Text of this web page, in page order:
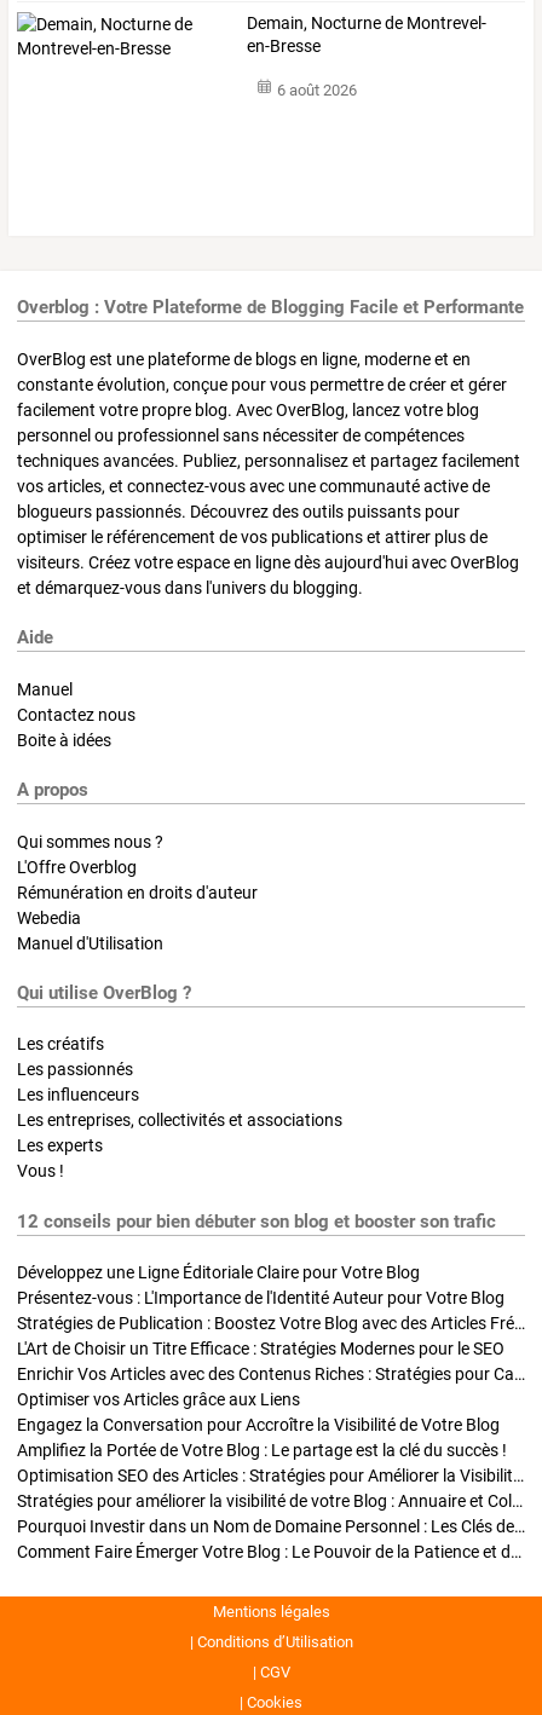
Demain, Nocturne de Montrevel-
en-Bresse
6 août 2026
Overblog : Votre Plateforme de Blogging Facile et Performante
OverBlog est une plateforme de blogs en ligne, moderne et en
constante évolution, conçue pour vous permettre de créer et gérer
facilement votre propre blog. Avec OverBlog, lancez votre blog
personnel ou professionnel sans nécessiter de compétences
techniques avancées. Publiez, personnalisez et partagez facilement
vos articles, et connectez-vous avec une communauté active de
blogueurs passionnés. Découvrez des outils puissants pour
optimiser le référencement de vos publications et attirer plus de
visiteurs. Créez votre espace en ligne dès aujourd'hui avec OverBlog
et démarquez-vous dans l'univers du blogging.
Aide
Manuel
Contactez nous
Boite à idées
A propos
Qui sommes nous ?
L'Offre Overblog
Rémunération en droits d'auteur
Webedia
Manuel d'Utilisation
Qui utilise OverBlog ?
Les créatifs
Les passionnés
Les influenceurs
Les entreprises, collectivités et associations
Les experts
Vous !
12 conseils pour bien débuter son blog et booster son trafic
Développez une Ligne Éditoriale Claire pour Votre Blog
Présentez-vous : L'Importance de l'Identité Auteur pour Votre Blog
Stratégies de Publication : Boostez Votre Blog avec des Articles Fréquents et Exclusifs
L'Art de Choisir un Titre Efficace : Stratégies Modernes pour le SEO
Enrichir Vos Articles avec des Contenus Riches : Stratégies pour Captiver et Optimiser
Optimiser vos Articles grâce aux Liens
Engagez la Conversation pour Accroître la Visibilité de Votre Blog
Amplifiez la Portée de Votre Blog : Le partage est la clé du succès !
Optimisation SEO des Articles : Stratégies pour Améliorer la Visibilité de Votre Blog
Stratégies pour améliorer la visibilité de votre Blog : Annuaire et Collaborations
Pourquoi Investir dans un Nom de Domaine Personnel : Les Clés de la Réussite de Votre Blog
Comment Faire Émerger Votre Blog : Le Pouvoir de la Patience et de la Persévérance
Mentions légales
Conditions d’Utilisation
CGV
Cookies